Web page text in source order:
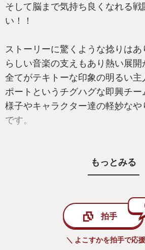
そして脳まで気持ち良くなれる戦
い！！
ストーリーに驚くような捻りは
らしい音楽の支えもあり熱い展開
全てがテキトーな印象の明るい
ポートというチグハグな即興チー
様子やキャラクター達の軽妙な
です。
ちの良い作品でした！！
ムなんとか”のHARUさん、ありが
もっとみる
拍手
＼ よこすかを拍手で応